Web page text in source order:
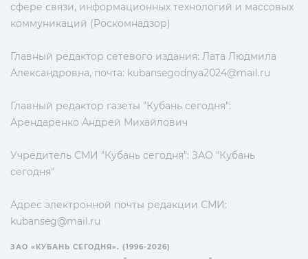
сфере связи, информационных технологий и массовых
коммуникаций (Роскомнадзор)
Главный редактор сетевого издания: Лата Людмила
Александровна, почта: kubansegodnya2024@mail.ru
Главный редактор газеты "Кубань сегодня":
Арендаренко Андрей Михайлович
Учредитель СМИ "Кубань сегодня": ЗАО "Кубань
сегодня"
Адрес электронной почты редакции СМИ:
kubanseg@mail.ru
ЗАО «КУБАНЬ СЕГОДНЯ». (1996-2026)